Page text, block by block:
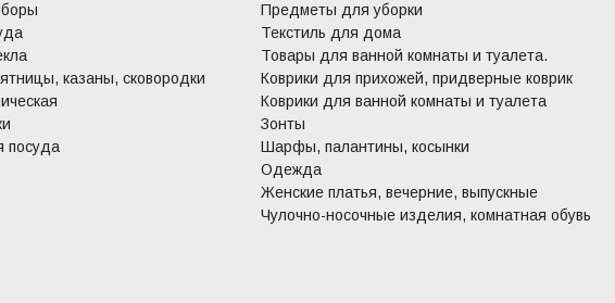
казаны, сковородки
посуда
Предметы для уборки
Текстиль для дома
Товары для ванной комнаты и туалета.
Коврики для прихожей, придверные коврик
Коврики для ванной комнаты и туалета
Зонты
Шарфы, палантины, косынки
Одежда
Женские платья, вечерние, выпускные
Чулочно-носочные изделия, комнатная обувь